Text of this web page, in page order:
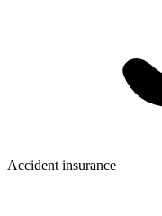
Accident insurance